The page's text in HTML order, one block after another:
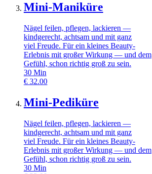
Mini-Maniküre
Nägel feilen, pflegen, lackieren —
kindgerecht, achtsam und mit ganz
viel Freude. Für ein kleines Beauty-
Erlebnis mit großer Wirkung — und dem
Gefühl, schon richtig groß zu sein.
30 Min
€ 32.00
Mini-Pediküre
Nägel feilen, pflegen, lackieren —
kindgerecht, achtsam und mit ganz
viel Freude. Für ein kleines Beauty-
Erlebnis mit großer Wirkung — und dem
Gefühl, schon richtig groß zu sein.
30 Min